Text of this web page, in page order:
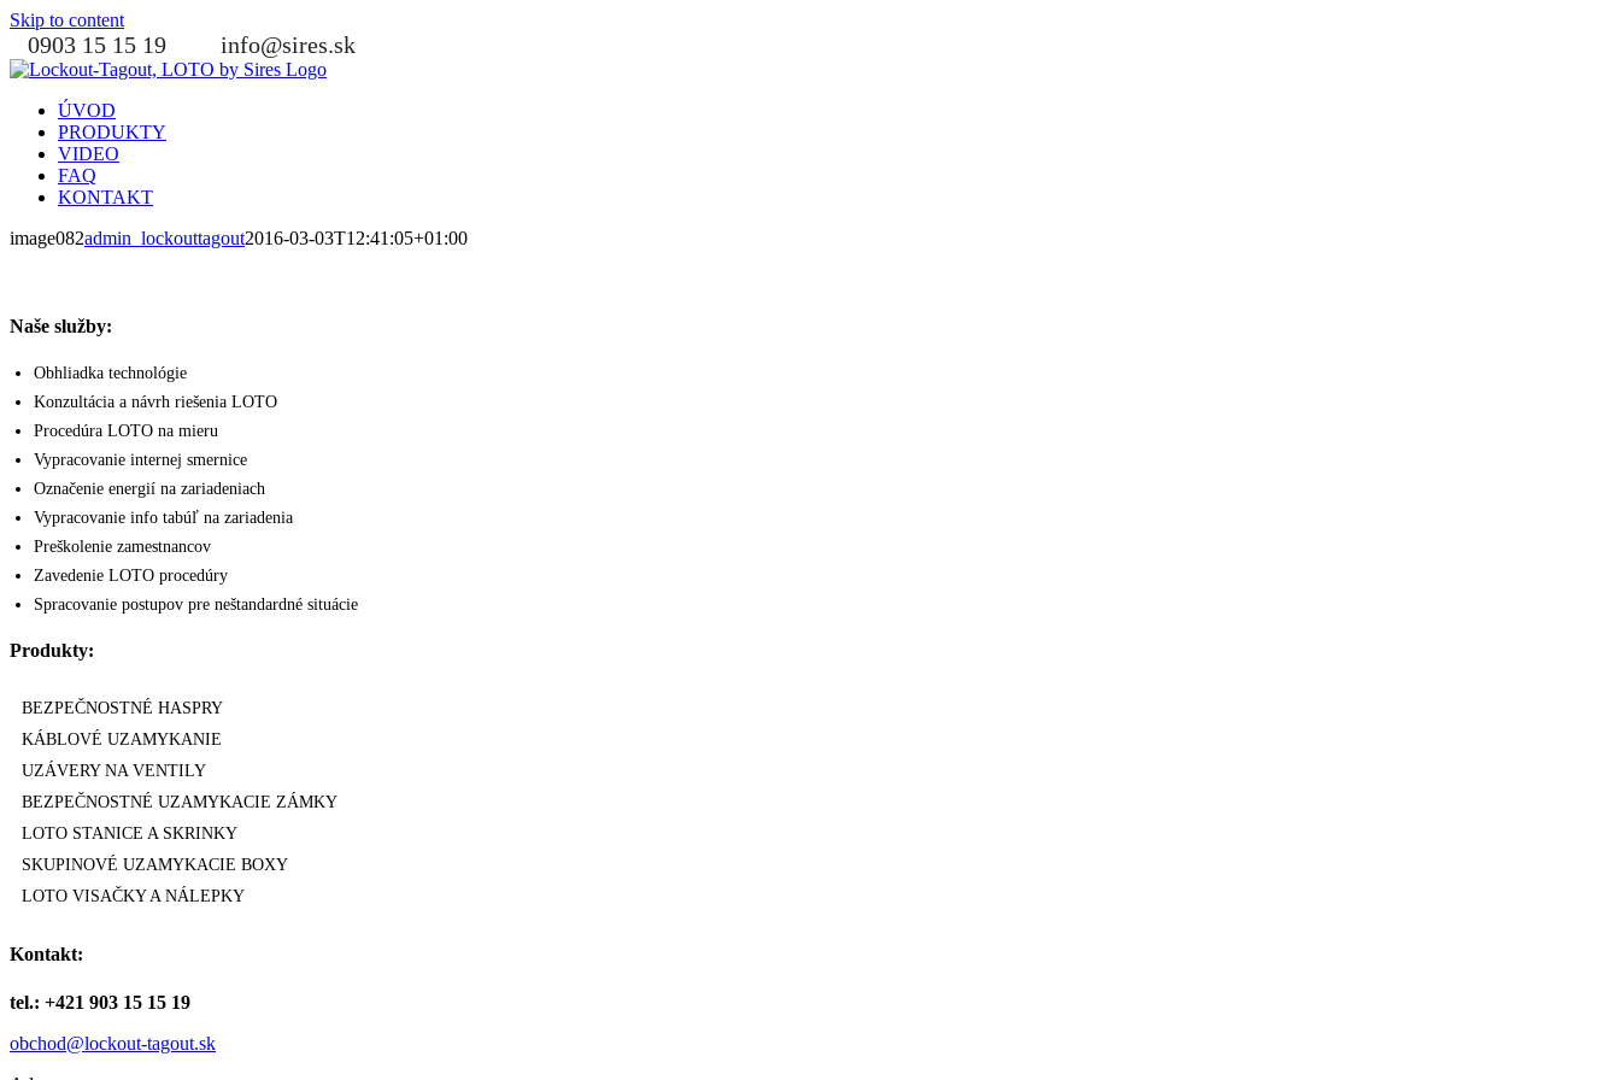
Skip to content
0903 15 15 19 info@sires.sk
ÚVOD
PRODUKTY
VIDEO
FAQ
KONTAKT
image082admin_lockouttagout2016-03-03T12:41:05+01:00
Naše služby:
Obhliadka technológie
Konzultácia a návrh riešenia LOTO
Procedúra LOTO na mieru
Vypracovanie internej smernice
Označenie energií na zariadeniach
Vypracovanie info tabúľ na zariadenia
Preškolenie zamestnancov
Zavedenie LOTO procedúry
Spracovanie postupov pre neštandardné situácie
Produkty:
BEZPEČNOSTNÉ HASPRY
KÁBLOVÉ UZAMYKANIE
UZÁVERY NA VENTILY
BEZPEČNOSTNÉ UZAMYKACIE ZÁMKY
LOTO STANICE A SKRINKY
SKUPINOVÉ UZAMYKACIE BOXY
LOTO VISAČKY A NÁLEPKY
Kontakt:
tel.: +421 903 15 15 19
obchod@lockout-tagout.sk